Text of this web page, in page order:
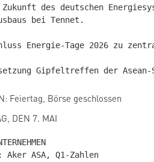
des deutschen
bei Tennet.
Energie-Tage 2026 zu
Feiertag, Börse geschlossen
DEN 7. MAI
Aker ASA, Q1-Zahlen